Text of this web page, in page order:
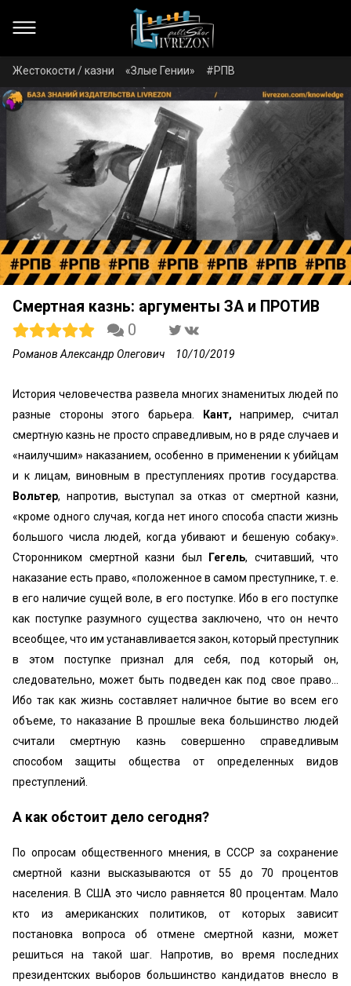
Жестокости / казни «Злые Гении» #РПВ
Смертная казнь: аргументы ЗА и ПРОТИВ
0
Романов Александр Олегович 10/10/2019
История человечества развела многих знаменитых людей по
разные стороны этого барьера.
Кант,например, считал
смертную казнь не просто справедливым, но в ряде случаев и
«наилучшим» наказанием, особенно в применении к убийцам
и к лицам, виновным в преступлениях против государства.
Вольтер, напротив, выступал за отказ от смертной казни,
«кроме одного случая, когда нет иного способа спасти жизнь
большого числа людей, когда убивают и бешеную собаку».
Сторонником смертной казни был
Гегель, считавший, что
наказание есть право, «положенное в самом преступнике, т. е.
в его наличие сущей воле, в его поступке. Ибо в его поступке
как поступке разумного существа заключено, что он нечто
всеобщее, что им устанавливается закон, который преступник
в этом поступке признал для себя, под который он,
следовательно, может быть подведен как под свое право…
Ибо так как жизнь составляет наличное бытие во всем его
объеме, то наказание В прошлые века большинство людей
считали смертную казнь совершенно справедливым
способом защиты общества от определенных видов
преступлений.
А как обстоит дело сегодня?
По опросам общественного мнения, в СССР за сохранение
смертной казни высказываются от 55 до 70 процентов
населения. В США это число равняется 80 процентам. Мало
кто из американских политиков, от которых зависит
постановка вопроса об отмене смертной казни, может
решиться на такой шаг. Напротив, во время последних
президентских выборов большинство кандидатов внесло в